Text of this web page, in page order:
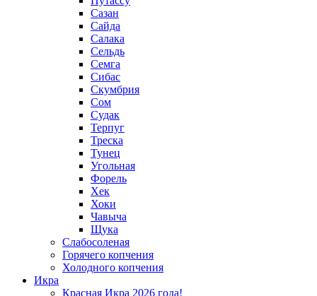
Сазан
Сайда
Салака
Сельдь
Семга
Сибас
Скумбрия
Сом
Судак
Терпуг
Треска
Тунец
Угольная
Форель
Хек
Хоки
Чавыча
Щука
Слабосоленая
Горячего копчения
Холодного копчения
Икра
Красная Икра 2026 года!